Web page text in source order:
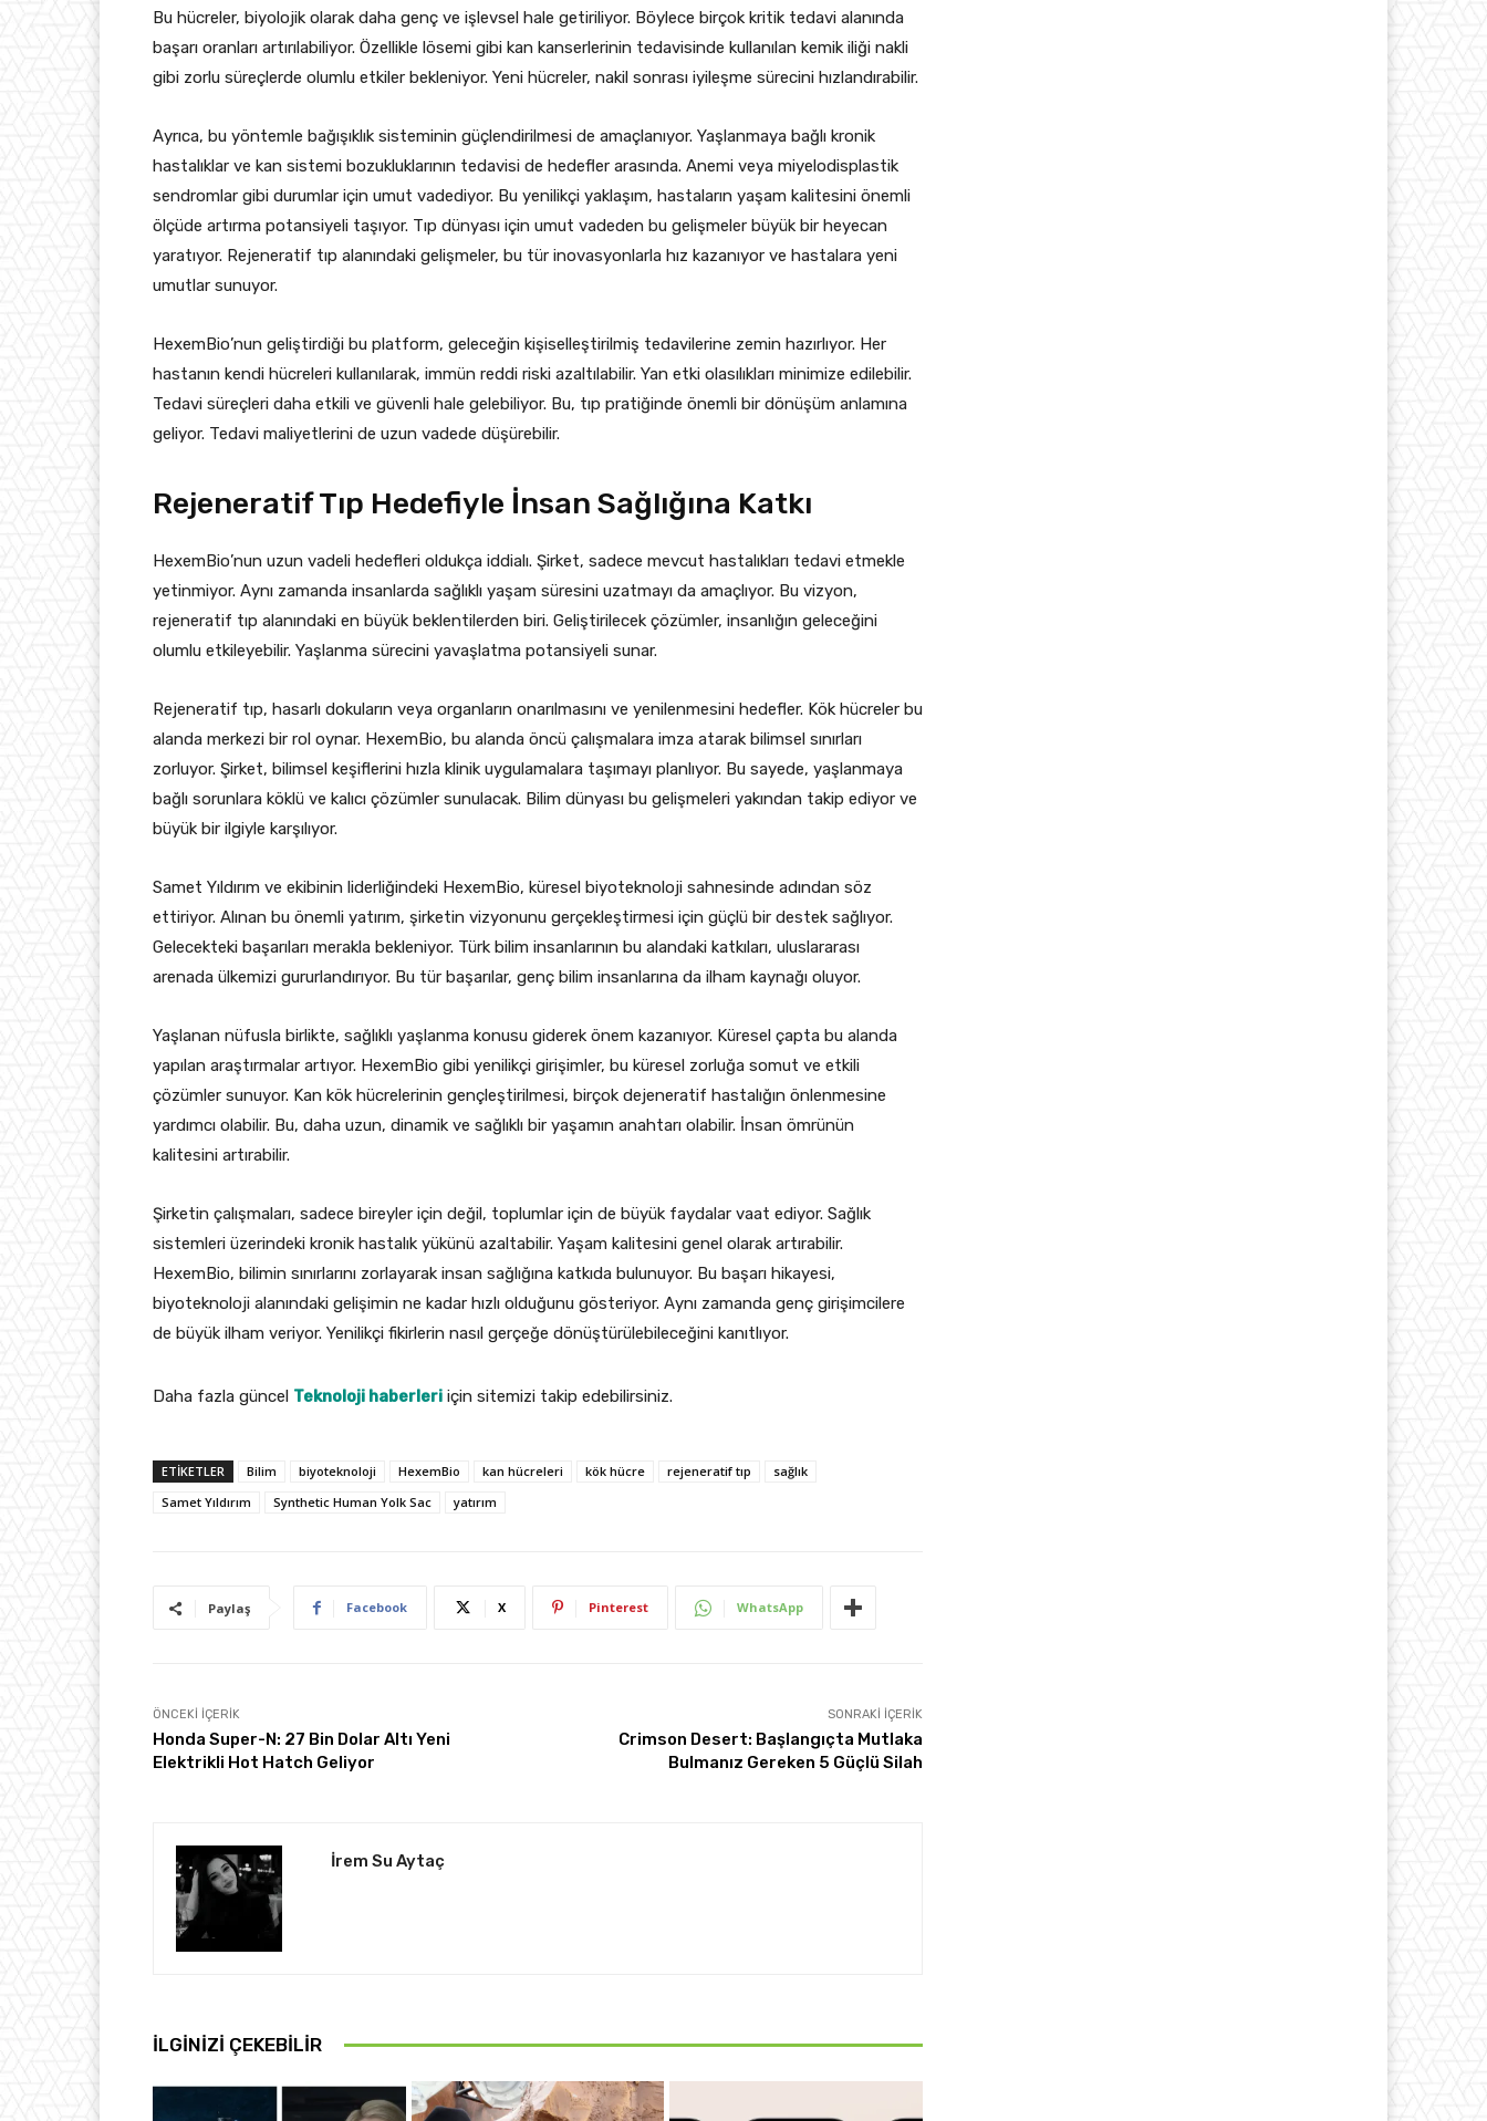
Bu hücreler, biyolojik olarak daha genç ve işlevsel hale getiriliyor. Böylece birçok kritik tedavi alanında
başarı oranları artırılabiliyor. Özellikle lösemi gibi kan kanserlerinin tedavisinde kullanılan kemik iliği nakli
gibi zorlu süreçlerde olumlu etkiler bekleniyor. Yeni hücreler, nakil sonrası iyileşme sürecini hızlandırabilir.
Ayrıca, bu yöntemle bağışıklık sisteminin güçlendirilmesi de amaçlanıyor. Yaşlanmaya bağlı kronik
hastalıklar ve kan sistemi bozukluklarının tedavisi de hedefler arasında. Anemi veya miyelodisplastik
sendromlar gibi durumlar için umut vadediyor. Bu yenilikçi yaklaşım, hastaların yaşam kalitesini önemli
ölçüde artırma potansiyeli taşıyor. Tıp dünyası için umut vadeden bu gelişmeler büyük bir heyecan
yaratıyor. Rejeneratif tıp alanındaki gelişmeler, bu tür inovasyonlarla hız kazanıyor ve hastalara yeni
umutlar sunuyor.
HexemBio’nun geliştirdiği bu platform, geleceğin kişiselleştirilmiş tedavilerine zemin hazırlıyor. Her
hastanın kendi hücreleri kullanılarak, immün reddi riski azaltılabilir. Yan etki olasılıkları minimize edilebilir.
Tedavi süreçleri daha etkili ve güvenli hale gelebiliyor. Bu, tıp pratiğinde önemli bir dönüşüm anlamına
geliyor. Tedavi maliyetlerini de uzun vadede düşürebilir.
Rejeneratif Tıp Hedefiyle İnsan Sağlığına Katkı
HexemBio’nun uzun vadeli hedefleri oldukça iddialı. Şirket, sadece mevcut hastalıkları tedavi etmekle
yetinmiyor. Aynı zamanda insanlarda sağlıklı yaşam süresini uzatmayı da amaçlıyor. Bu vizyon,
rejeneratif tıp alanındaki en büyük beklentilerden biri. Geliştirilecek çözümler, insanlığın geleceğini
olumlu etkileyebilir. Yaşlanma sürecini yavaşlatma potansiyeli sunar.
Rejeneratif tıp, hasarlı dokuların veya organların onarılmasını ve yenilenmesini hedefler. Kök hücreler bu
alanda merkezi bir rol oynar. HexemBio, bu alanda öncü çalışmalara imza atarak bilimsel sınırları
zorluyor. Şirket, bilimsel keşiflerini hızla klinik uygulamalara taşımayı planlıyor. Bu sayede, yaşlanmaya
bağlı sorunlara köklü ve kalıcı çözümler sunulacak. Bilim dünyası bu gelişmeleri yakından takip ediyor ve
büyük bir ilgiyle karşılıyor.
Samet Yıldırım ve ekibinin liderliğindeki HexemBio, küresel biyoteknoloji sahnesinde adından söz
ettiriyor. Alınan bu önemli yatırım, şirketin vizyonunu gerçekleştirmesi için güçlü bir destek sağlıyor.
Gelecekteki başarıları merakla bekleniyor. Türk bilim insanlarının bu alandaki katkıları, uluslararası
arenada ülkemizi gururlandırıyor. Bu tür başarılar, genç bilim insanlarına da ilham kaynağı oluyor.
Yaşlanan nüfusla birlikte, sağlıklı yaşlanma konusu giderek önem kazanıyor. Küresel çapta bu alanda
yapılan araştırmalar artıyor. HexemBio gibi yenilikçi girişimler, bu küresel zorluğa somut ve etkili
çözümler sunuyor. Kan kök hücrelerinin gençleştirilmesi, birçok dejeneratif hastalığın önlenmesine
yardımcı olabilir. Bu, daha uzun, dinamik ve sağlıklı bir yaşamın anahtarı olabilir. İnsan ömrünün
kalitesini artırabilir.
Şirketin çalışmaları, sadece bireyler için değil, toplumlar için de büyük faydalar vaat ediyor. Sağlık
sistemleri üzerindeki kronik hastalık yükünü azaltabilir. Yaşam kalitesini genel olarak artırabilir.
HexemBio, bilimin sınırlarını zorlayarak insan sağlığına katkıda bulunuyor. Bu başarı hikayesi,
biyoteknoloji alanındaki gelişimin ne kadar hızlı olduğunu gösteriyor. Aynı zamanda genç girişimcilere
de büyük ilham veriyor. Yenilikçi fikirlerin nasıl gerçeğe dönüştürülebileceğini kanıtlıyor.
Daha fazla güncel Teknoloji haberleri için sitemizi takip edebilirsiniz.
ETIKETLER Bilim biyoteknoloji HexemBio kan hücreleri kök hücre rejeneratif tıp
sağlık
Samet Yıldırım
Synthetic Human Yolk Sac yatırım
Paylaş Facebook X Pinterest WhatsApp
ÖNCEKI İÇERIK
Honda Super-N: 27 Bin Dolar Altı Yeni
Elektrikli Hot Hatch Geliyor
SONRAKI İÇERIK
Crimson Desert: Başlangıçta Mutlaka
Bulmanız Gereken 5 Güçlü Silah
İrem Su Aytaç
İLGINIZI ÇEKEBILIR